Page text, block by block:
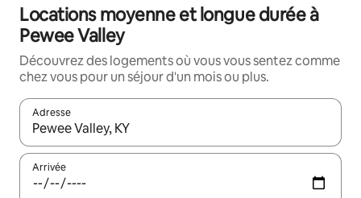
Locations moyenne et longue durée à
Pewee Valley
Découvrez des logements où vous vous sentez comme
chez vous pour un séjour d'un mois ou plus.
Adresse
Lorsque les résultats s'affichent, utilisez les flèches vers le
Arrivée